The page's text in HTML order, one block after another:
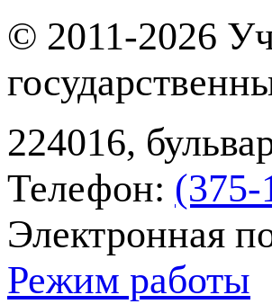
© 2011-2026
224016,
Телефон: (375-
Электронная
Режим работы